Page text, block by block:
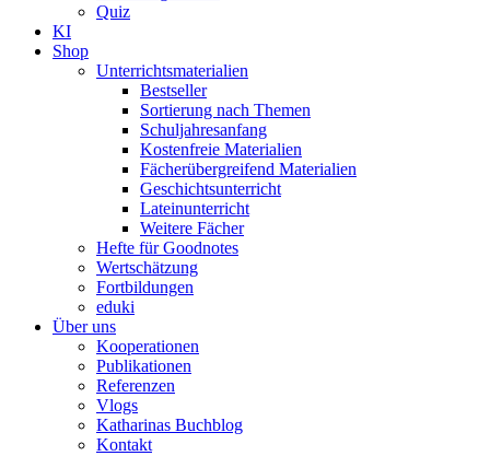
Quiz
KI
Shop
Unterrichtsmaterialien
Bestseller
Sortierung nach Themen
Schuljahresanfang
Kostenfreie Materialien
Fächerübergreifend Materialien
Geschichtsunterricht
Lateinunterricht
Weitere Fächer
Hefte für Goodnotes
Wertschätzung
Fortbildungen
eduki
Über uns
Kooperationen
Publikationen
Referenzen
Vlogs
Katharinas Buchblog
Kontakt